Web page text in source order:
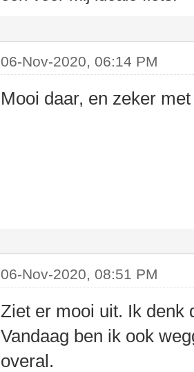
06-Nov-2020, 06:14 PM
Mooi daar, en zeker
06-Nov-2020, 08:51 PM
Ziet er mooi uit. Ik denk
Vandaag ben ik ook
overal.